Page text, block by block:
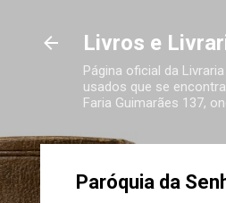
Livros e
Página oficial da
usados que se
Faria Guimarães 137,
Paróquia da